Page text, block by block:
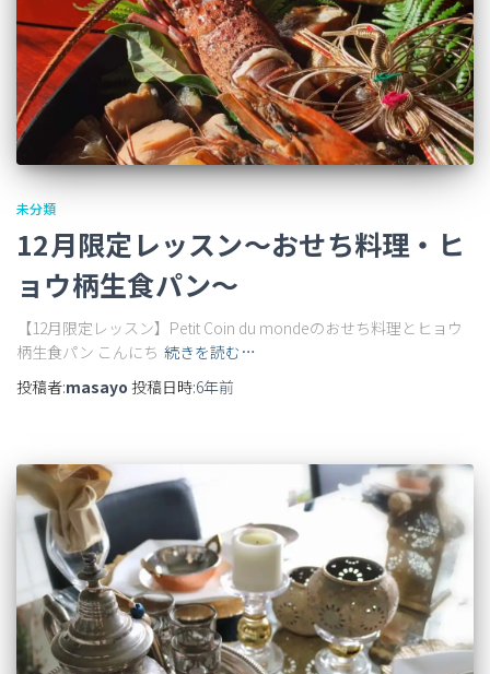
未分類
12月限定レッスン〜おせち料理・ヒ
ョウ柄生食パン〜
【12月限定レッスン】Petit Coin du mondeのおせち料理とヒョウ
柄生食パン こんにち 続きを読む…
投稿者:masayo 投稿日時:6年前